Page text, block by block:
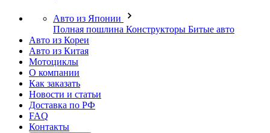
Авто из Японии
Полная пошлина Конструкторы Битые авто
Авто из Кореи
Авто из Китая
Мотоциклы
О компании
Как заказать
Новости и статьи
Доставка по РФ
FAQ
Контакты